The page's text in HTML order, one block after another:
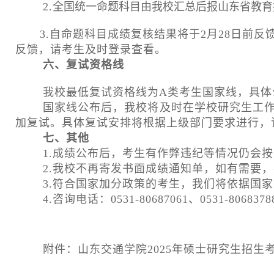
2.全国统一命题科目由我校汇总后报山东省教
3. 自命题科目成绩复核结果将于2月 28 日前反
反馈，请考生及时登录查看。
六、复试资格线
我校最低复试资格线为A类考生国家线，具
国家线公布后，我校将及时在学校研究生工
加复试。具体复试安排将根据上级部门要求进行
七、其他
1. 成绩公布后，考生有作弊违纪等情况仍会
2. 我校不再寄发书面成绩通知单，如有需要
3. 符合国家加分政策的考生，我们将依据国
4. 咨询电话： 0531-80687061、 0531-
附件：山东交通学院2025年硕士研究生招生